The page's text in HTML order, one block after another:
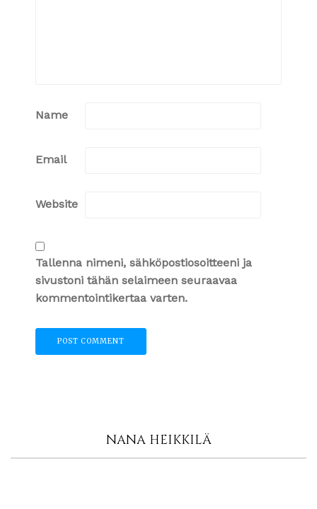
Name
Email
Website
Tallenna nimeni, sähköpostiosoitteeni ja
sivustoni tähän selaimeen seuraavaa
kommentointikertaa varten.
NANA HEIKKILÄ